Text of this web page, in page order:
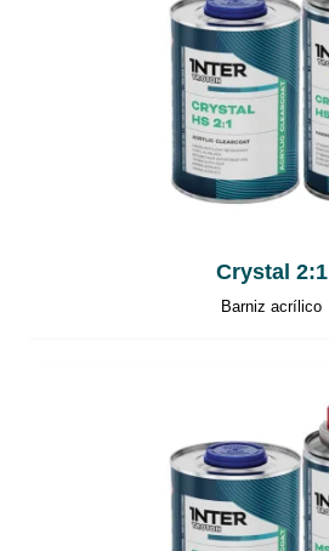
Crystal 2:1
Barniz acrílico